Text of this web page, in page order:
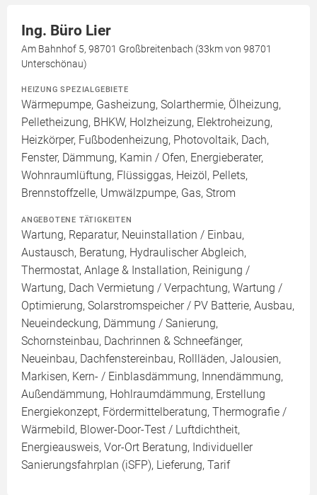
Ing. Büro Lier
Am Bahnhof 5, 98701 Großbreitenbach (33km von 98701
Unterschönau)
HEIZUNG SPEZIALGEBIETE
Wärmepumpe, Gasheizung, Solarthermie, Ölheizung,
Pelletheizung, BHKW, Holzheizung, Elektroheizung,
Heizkörper, Fußbodenheizung, Photovoltaik, Dach,
Fenster, Dämmung, Kamin / Ofen, Energieberater,
Wohnraumlüftung, Flüssiggas, Heizöl, Pellets,
Brennstoffzelle, Umwälzpumpe, Gas, Strom
ANGEBOTENE TÄTIGKEITEN
Wartung, Reparatur, Neuinstallation / Einbau,
Austausch, Beratung, Hydraulischer Abgleich,
Thermostat, Anlage & Installation, Reinigung /
Wartung, Dach Vermietung / Verpachtung, Wartung /
Optimierung, Solarstromspeicher / PV Batterie, Ausbau,
Neueindeckung, Dämmung / Sanierung,
Schornsteinbau, Dachrinnen & Schneefänger,
Neueinbau, Dachfenstereinbau, Rollläden, Jalousien,
Markisen, Kern- / Einblasdämmung, Innendämmung,
Außendämmung, Hohlraumdämmung, Erstellung
Energiekonzept, Fördermittelberatung, Thermografie /
Wärmebild, Blower-Door-Test / Luftdichtheit,
Energieausweis, Vor-Ort Beratung, Individueller
Sanierungsfahrplan (iSFP), Lieferung, Tarif